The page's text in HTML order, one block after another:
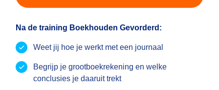
Na de training Boekhouden Gevorderd:
Weet jij hoe je werkt met een journaal
Begrijp je grootboekrekening en welke
conclusies je daaruit trekt